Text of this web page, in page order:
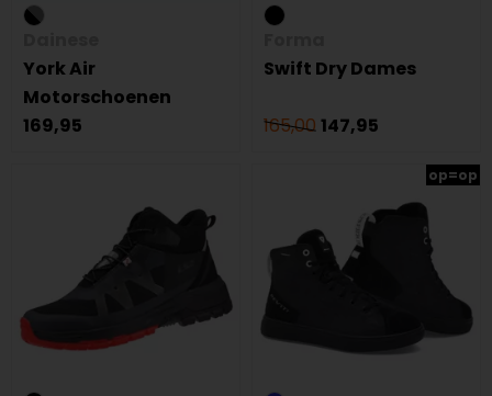
York Air
Motorschoenen
169,95
Swift Dry Dames
165,00147,95
op=op